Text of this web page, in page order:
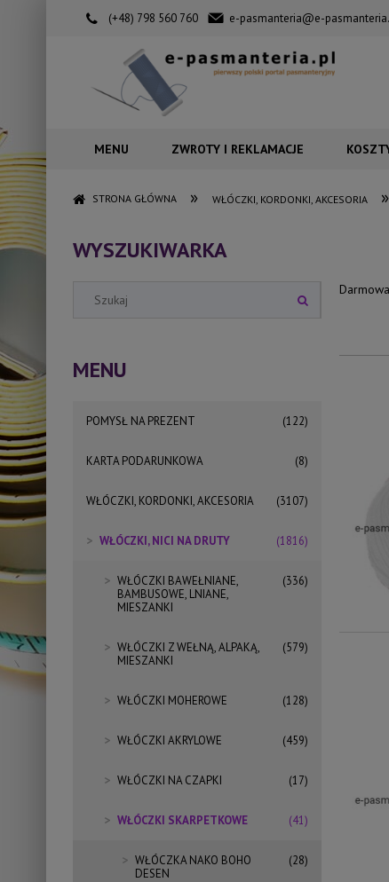
(+48) 798 560 760 e-pasmanteria@e-
MENU ZWROTY I REKLAMACJE
STRONA GŁÓWNA » WŁÓCZKI, KORDONKI, AKCESORIA »
WYSZUKIWARKA
MENU
POMYSŁ NA PREZENT (122)
KARTA PODARUNKOWA (8)
WŁÓCZKI, KORDONKI, AKCESORIA (3107)
WŁÓCZKI, NICI NA DRUTY (1816)
WŁÓCZKI BAWEŁNIANE,
BAMBUSOWE, LNIANE,
MIESZANKI
(336)
WŁÓCZKI Z WEŁNĄ, ALPAKĄ,
MIESZANKI
(579)
WŁÓCZKI MOHEROWE (128)
WŁÓCZKI AKRYLOWE (459)
WŁÓCZKI NA CZAPKI (17)
WŁÓCZKI SKARPETKOWE (41)
WŁÓCZKA NAKO BOHO
DESEN
(28)